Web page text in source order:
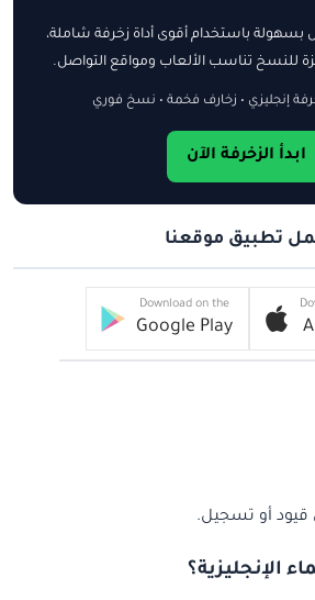
باستخدام أقوى أداة زخرفة شاملة،
للنسخ تناسب الألعاب ومواقع التواصل.
إنجليزي • زخارف فخمة • نسخ فوري
ابدأ الزخرفة الآن
تطبيق موقعنا
Download on the
Google Play
الإنجليزية؟